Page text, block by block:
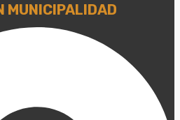
MUNICIPALIDAD